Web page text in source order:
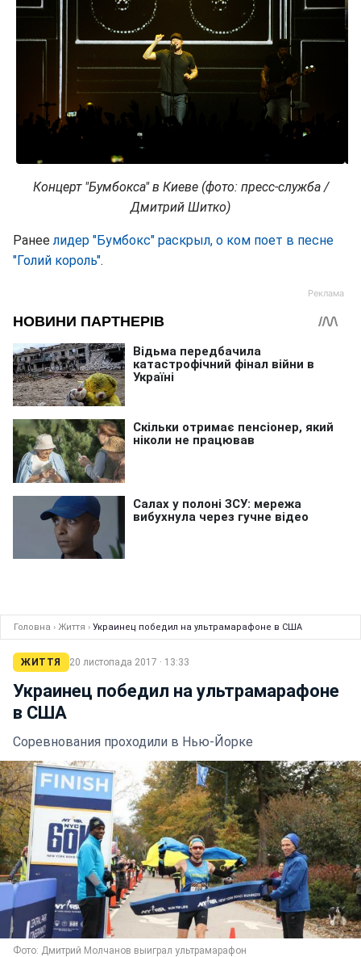
Концерт "Бумбокса" в Киеве (фото: пресс-служба /
Дмитрий Шитко)
Ранеелидер "Бумбокс" раскрыл, о ком поет в песне
"Голий король".
Головна › Життя › Украинец победил на ультрамарафоне в США
ЖИТТЯ 20 листопада 2017 · 13:33
Украинец победил на ультрамарафоне
в США
Соревнования проходили в Нью-Йорке
Фото: Дмитрий Молчанов выиграл ультрамарафон